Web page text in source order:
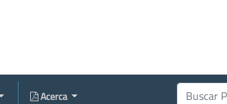
Acerca